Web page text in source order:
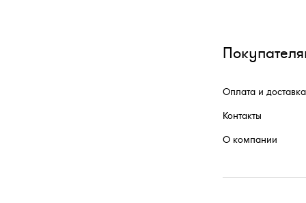
Оплата и доставка
Контакты
О компании